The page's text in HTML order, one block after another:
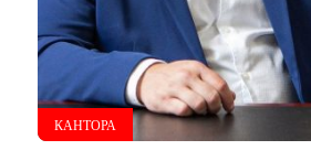
КАНТОРА